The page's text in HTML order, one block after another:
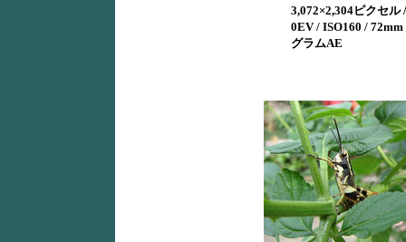
3,072×2,304ピクセル
0EV / ISO160 /
グラムAE